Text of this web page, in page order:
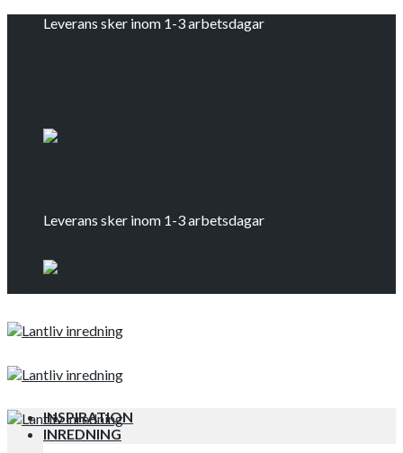
Leverans sker inom 1-3 arbetsdagar
Leverans sker inom 1-3 arbetsdagar
INSPIRATION
INREDNING